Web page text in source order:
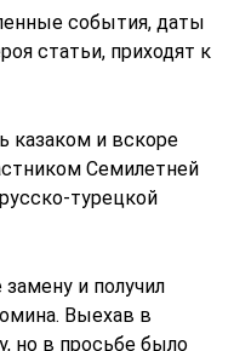
события, даты
статьи, приходят к
казаком и вскоре
Семилетней
турецкой
и получил
Выехав в
но в просьбе было